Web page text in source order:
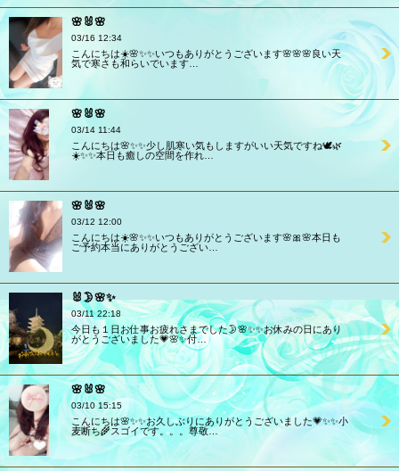
🌸🐰🌸
03/16 12:34
こんにちは☀️🌸✨✨いつもありがとうございます🌸🌸🌸良い天
気で寒さも和らいでいます…
🌸🐰🌸
03/14 11:44
こんにちは🌸✨✨少し肌寒い気もしますがいい天気ですね🕊️🌿
☀️✨✨本日も癒しの空間を作れ…
🌸🐰🌸
03/12 12:00
こんにちは☀️🌸✨✨いつもありがとうございます🌸🎀🌸本日も
ご予約本当にありがとうござい…
🐰🌛🌸✨
03/11 22:18
今日も１日お仕事お疲れさまでした🌛🌸✨✨お休みの日にあり
がとうございました💗🌸✨付…
🌸🐰🌸
03/10 15:15
こんにちは🌸✨✨お久しぶりにありがとうございました💗✨✨小
麦断ち🌾スゴイです。。。尊敬…